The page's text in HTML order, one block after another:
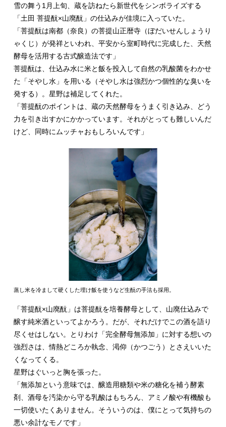
雪の舞う1月上旬、蔵を訪ねたら新世代をシンボライズする
「土田 菩提酛×山廃酛」の仕込みが佳境に入っていた。
「菩提酛は南都（奈良）の菩提山正暦寺（ぼだいせんしょうり
ゃくじ）が発祥といわれ、平安から室町時代に完成した、天然
酵母を活用する古式醸造法です」
菩提酛は、仕込み水に米と飯を投入して自然の乳酸菌をわかせ
た「そやし水」を用いる（そやし水は強烈かつ個性的な臭いを
発する）。星野は補足してくれた。
「菩提酛のポイントは、蔵の天然酵母をうまく引き込み、どう
力を引き出すかにかかっています。それがとっても難しいんだ
けど、同時にムッチャおもしろいんです」
蒸し米を冷まして硬くした埋け飯を使うなど生酛の手法も採用。
「菩提酛×山廃酛」は菩提酛を培養酵母として、山廃仕込みで
醸す純米酒といってよかろう。だが、それだけでこの酒を語り
尽くせはしない。とりわけ「完全酵母無添加」に対する想いの
強烈さは、情熱どころか執念、渇仰（かつごう）とさえいいた
くなってくる。
星野はぐいっと胸を張った。
「無添加という意味では、醸造用糖類や米の糖化を補う酵素
剤、酒母を汚染から守る乳酸はもちろん、アミノ酸や有機酸も
一切使いたくありません。そういうのは、僕にとって気持ちの
悪い余計なモノです」